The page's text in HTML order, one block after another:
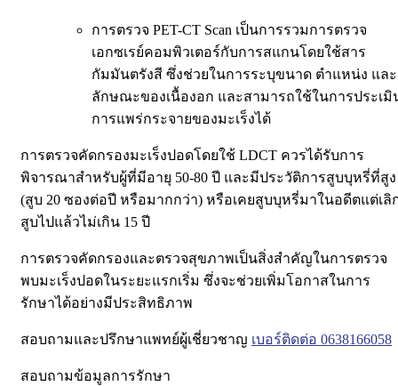
การตรวจ PET-CT Scan เป็นการรวมการตรวจ
เอกซเรย์คอมพิวเตอร์กับการสแกนโดยใช้สาร
กัมมันตรังสี ซึ่งช่วยในการระบุขนาด ตำแหน่ง และ
ลักษณะของเนื้องอก และสามารถใช้ในการประเมิ
การแพร่กระจายของมะเร็งได้
การตรวจคัดกรองมะเร็งปอดโดยใช้ LDCT ควรได้รับการ
พิจารณาสำหรับผู้ที่มีอายุ 50-80 ปี และมีประวัติการสูบบุหรี่ที่สูง
(สูบ 20 ซองต่อปี หรือมากกว่า) หรือเคยสูบบุหรี่มาในอดีตแต่เลิ
สูบไปแล้วไม่เกิน 15 ปี
การตรวจคัดกรองและตรวจสุขภาพเป็นสิ่งสำคัญในการตรวจ
พบมะเร็งปอดในระยะแรกเริ่ม ซึ่งจะช่วยเพิ่มโอกาสในการ
รักษาได้อย่างมีประสิทธิภาพ
สอบถามและปรึกษาแพทย์ผู้เชี่ยวชาญ เบอร์ติดต่อ 0638166058
สอบถามข้อมูลการรักษา